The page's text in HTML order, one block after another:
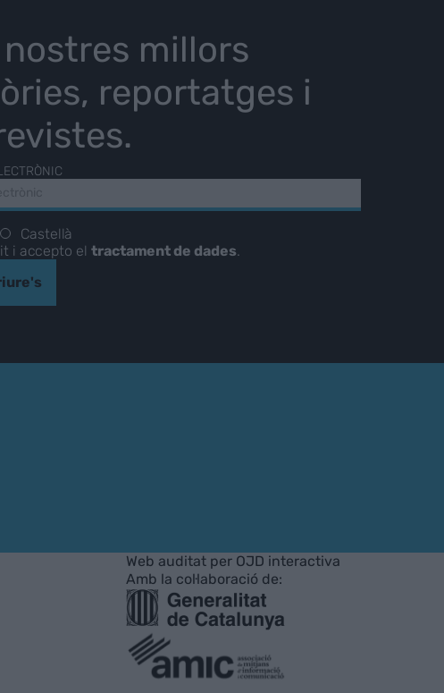
nostres millors
reportatges i
Castellà
i accepto el tractament de dades.
Web auditat per OJD interactiva
Amb la col·laboració de: